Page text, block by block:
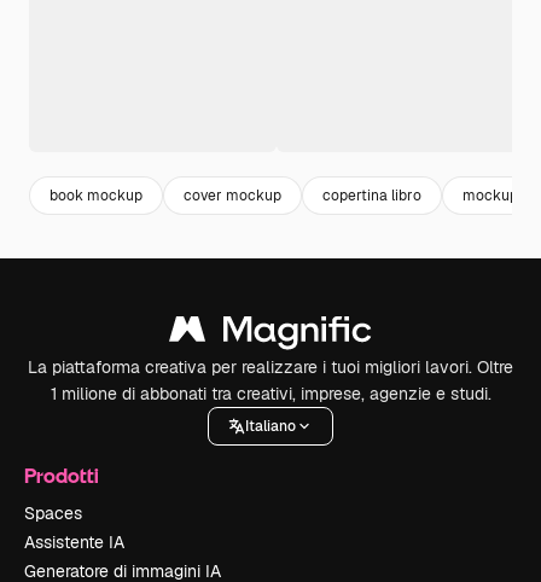
book mockup cover mockup copertina libro mockup
La piattaforma creativa per realizzare i tuoi migliori lavori. Oltre
1 milione di abbonati tra creativi, imprese, agenzie e studi.
Italiano
Prodotti
Spaces
Assistente IA
Generatore di immagini IA